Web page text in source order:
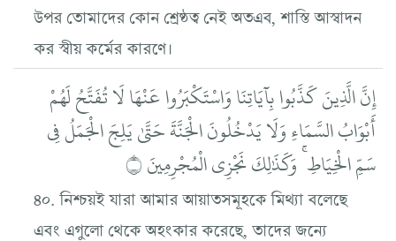
উপর তোমাদের কোন শ্রেষ্ঠত্ব নেই অতএব, শাস্তি আস্বাদন
কর স্বীয় কর্মের কারণে।
إِنَّ الَّذِينَ كَذَّبُوا بِآيَاتِنَا وَاسْتَكْبَرُوا عَنْهَا لَا تُفَتَّحُ لَهُمْ
أَبْوَابُ السَّمَاءِ وَلَا يَدْخُلُونَ الْجَنَّةَ حَتَّىٰ يَلِجَ الْجَمَلُ فِي
سَمِّ الْخِيَاطِ ۚ وَكَذَٰلِكَ نَجْزِي الْمُجْرِمِينَ ۝
৪০. নিশ্চয়ই যারা আমার আয়াতসমূহকে মিথ্যা বলেছে
এবং এগুলো থেকে অহংকার করেছে, তাদের জন্যে